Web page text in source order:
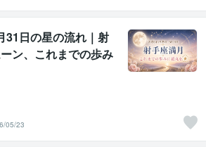
31日の星の流れ｜射
ン、これまでの歩み
05/23